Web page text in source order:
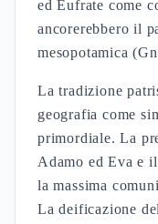
ed Eufrate come
ancorerebbero il
mesopotamica
La tradizione
geografia come
primordiale. La
Adamo ed Eva e
la massima
La deificazione